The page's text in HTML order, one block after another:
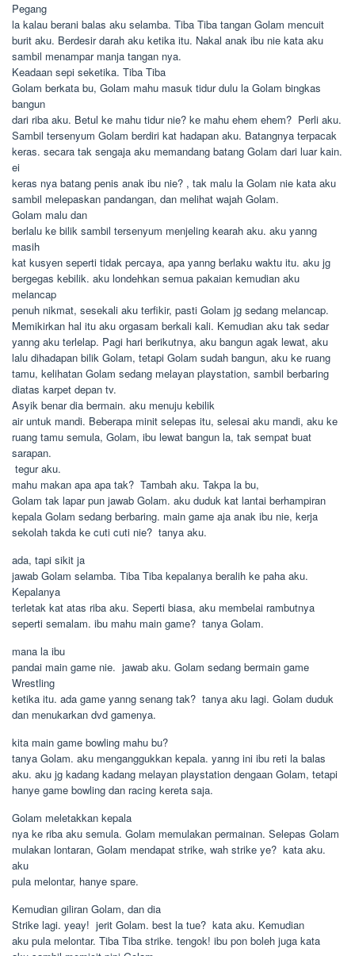
Pegang
la kalau berani balas aku selamba. Tiba Tiba tangan Golam mencuit
burit aku. Berdesir darah aku ketika itu. Nakal anak ibu nie kata aku
sambil menampar manja tangan nya.
Keadaan sepi seketika. Tiba Tiba
Golam berkata bu, Golam mahu masuk tidur dulu la Golam bingkas
bangun
dari riba aku. Betul ke mahu tidur nie? ke mahu ehem ehem?  Perli aku.
Sambil tersenyum Golam berdiri kat hadapan aku. Batangnya terpacak
keras. secara tak sengaja aku memandang batang Golam dari luar kain.
ei
keras nya batang penis anak ibu nie? , tak malu la Golam nie kata aku
sambil melepaskan pandangan, dan melihat wajah Golam.
Golam malu dan
berlalu ke bilik sambil tersenyum menjeling kearah aku. aku yanng
masih
kat kusyen seperti tidak percaya, apa yanng berlaku waktu itu. aku jg
bergegas kebilik. aku londehkan semua pakaian kemudian aku
melancap
penuh nikmat, sesekali aku terfikir, pasti Golam jg sedang melancap.
Memikirkan hal itu aku orgasam berkali kali. Kemudian aku tak sedar
yanng aku terlelap. Pagi hari berikutnya, aku bangun agak lewat, aku
lalu dihadapan bilik Golam, tetapi Golam sudah bangun, aku ke ruang
tamu, kelihatan Golam sedang melayan playstation, sambil berbaring
diatas karpet depan tv.
Asyik benar dia bermain. aku menuju kebilik
air untuk mandi. Beberapa minit selepas itu, selesai aku mandi, aku ke
ruang tamu semula, Golam, ibu lewat bangun la, tak sempat buat
sarapan.
 tegur aku.
mahu makan apa apa tak?  Tambah aku. Takpa la bu,
Golam tak lapar pun jawab Golam. aku duduk kat lantai berhampiran
kepala Golam sedang berbaring. main game aja anak ibu nie, kerja
sekolah takda ke cuti cuti nie?  tanya aku.
ada, tapi sikit ja
jawab Golam selamba. Tiba Tiba kepalanya beralih ke paha aku.
Kepalanya
terletak kat atas riba aku. Seperti biasa, aku membelai rambutnya
seperti semalam. ibu mahu main game?  tanya Golam.
mana la ibu
pandai main game nie.  jawab aku. Golam sedang bermain game
Wrestling
ketika itu. ada game yanng senang tak?  tanya aku lagi. Golam duduk
dan menukarkan dvd gamenya.
kita main game bowling mahu bu? 
tanya Golam. aku menganggukkan kepala. yanng ini ibu reti la balas
aku. aku jg kadang kadang melayan playstation dengaan Golam, tetapi
hanye game bowling dan racing kereta saja.
Golam meletakkan kepala
nya ke riba aku semula. Golam memulakan permainan. Selepas Golam
mulakan lontaran, Golam mendapat strike, wah strike ye?  kata aku.
aku
pula melontar, hanye spare.
Kemudian giliran Golam, dan dia
Strike lagi. yeay!  jerit Golam. best la tue?  kata aku. Kemudian
aku pula melontar. Tiba Tiba strike. tengok! ibu pon boleh juga kata